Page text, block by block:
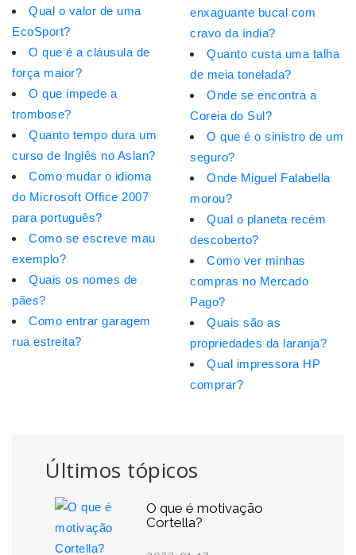
Últimos tópicos
O que é motivação
Cortella?
Qual o valor de uma
EcoSport?
O que é a cláusula de
força maior?
O que impede a
trombose?
Quanto tempo dura um
curso de Inglês no Aslan?
Como mudar o idioma
do Microsoft Office 2007
para português?
Como se escreve mau
exemplo?
Quais os nomes de
pães?
Como entrar garagem
rua estreita?
enxaguante bucal com
cravo da índia?
Quanto custa uma talha
de meia tonelada?
Onde se encontra a
Coreia do Sul?
O que é o sinistro de um
seguro?
Onde Miguel Falabella
morou?
Qual o planeta recém
descoberto?
Como ver minhas
compras no Mercado
Pago?
Quais são as
propriedades da laranja?
Qual impressora HP
comprar?